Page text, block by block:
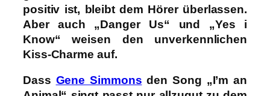
positiv ist, bleibt dem Hörer überlassen.
Aber auch „Danger Us“ und „Yes i
Know“ weisen den unverkennlichen
Kiss-Charme auf.
Dass Gene Simmons den Song „I’m an